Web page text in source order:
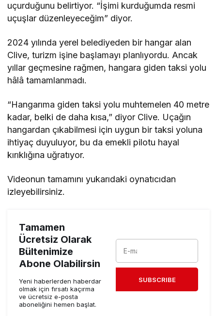
uçurduğunu belirtiyor. “İşimi kurduğumda resmi
uçuşlar düzenleyeceğim” diyor.
2024 yılında yerel belediyeden bir hangar alan
Clive, turizm işine başlamayı planlıyordu. Ancak
yıllar geçmesine rağmen, hangara giden taksi yolu
hâlâ tamamlanmadı.
“Hangarıma giden taksi yolu muhtemelen 40 metre
kadar, belki de daha kısa,” diyor Clive. Uçağın
hangardan çıkabilmesi için uygun bir taksi yoluna
ihtiyaç duyuluyor, bu da emekli pilotu hayal
kırıklığına uğratıyor.
Videonun tamamını yukarıdaki oynatıcıdan
izleyebilirsiniz.
Tamamen
Ücretsiz Olarak
Bültenimize
Abone Olabilirsin
Yeni haberlerden haberdar
olmak için fırsatı kaçırma
ve ücretsiz e-posta
aboneliğini hemen başlat.
SUBSCRIBE